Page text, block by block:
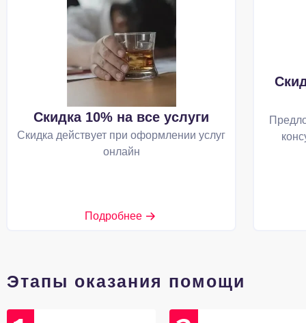
Скидка 10% на все услуги
Скидка действует при оформлении услуг
онлайн
Подробнее
Этапы оказания помощи